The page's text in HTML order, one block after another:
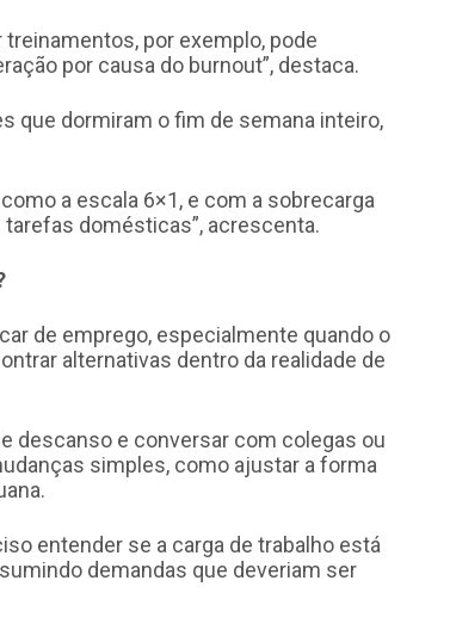
por exemplo, pode
por causa do burnout”, destaca.
que dormiram o fim de semana inteiro,
a escala 6×1, e com a sobrecarga
domésticas”, acrescenta.
de emprego, especialmente quando o
alternativas dentro da realidade de
descanso e conversar com colegas ou
simples, como ajustar a forma
entender se a carga de trabalho está
demandas que deveriam ser